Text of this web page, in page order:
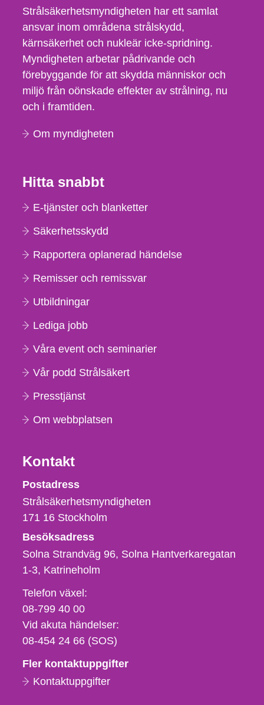
Strålsäkerhetsmyndigheten har ett samlat
ansvar inom områdena strålskydd,
kärnsäkerhet och nukleär icke-spridning.
Myndigheten arbetar pådrivande och
förebyggande för att skydda människor och
miljö från oönskade effekter av strålning, nu
och i framtiden.
Om myndigheten
Hitta snabbt
E-tjänster och blanketter
Säkerhetsskydd
Rapportera oplanerad händelse
Remisser och remissvar
Utbildningar
Lediga jobb
Våra event och seminarier
Vår podd Strålsäkert
Presstjänst
Om webbplatsen
Kontakt
Strålsäkerhetsmyndigheten
Postadress
Strålsäkerhetsmyndigheten
171 16 Stockholm
Besöksadress
Solna Strandväg 96, Solna Hantverkaregatan
1-3 Katrineholm
Telefon,
fax
och
e-
Telefon växel:
08-799 40 00
Vid akuta händelser:
08-454 24 66 (SOS)
Fler kontaktuppgifter
Kontaktuppgifter